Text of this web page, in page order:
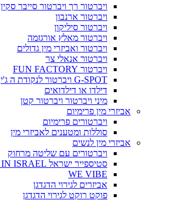
ויברטור רך ויברטור סייבר סקין
ויברטור ארנבון
ויברטור סיליקון
ויברטור מאלץ אורגזמה
ויברטור ואביזרי מין גדולים
ויברטור אנאלי צר
ויברטור FUN FACTORY
G-SPOT ויברטור לנקודת ה ג'י
דילדו או דילדואים
מיני ויברטור ויברטור קטן
אביזרי מין פרימיום
ויברטורים פרימיום
סוללות ומטענים לאביזרי מין
אביזרי מין לנשים
ויברטורים עם שליטה מרחוק
סטיספייר ישראל SATISFYER IN ISRAEL
WE VIBE
אביזרים לגירוי הדגדגן
פוקט רוקט לגירוי הדגדגן